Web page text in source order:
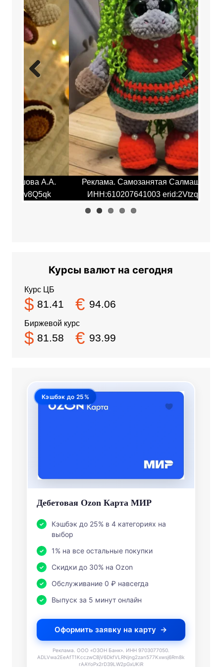
Реклама. Самозанятая Салмашова А.А.
ИНН:610207641003 erid:2Vtzqv8Q5qk
Previ
ous
Next
Курсы валют на сегодня
Курс ЦБ
$ 81.41 € 94.06
Биржевой курс
$ 81.58 € 93.99
Кэшбэк до 25%
Дебетовая Ozon Карта МИР
Кэшбэк до 25% в 4 категориях на
выбор
1% на все остальные покупки
Скидки до 30% на Ozon
Обслуживание 0 ₽ навсегда
Выпуск за 5 минут онлайн
Оформить заявку на карту
Реклама. ООО «ОЗОН Банк». ИНН 9703077050.
ADLVwa2EeAfT1KcczwC8jV6DkfVLRNjng2zan577Kxwsj6Rm8k
rAAYoPx2rD39LW2pGxUKiR